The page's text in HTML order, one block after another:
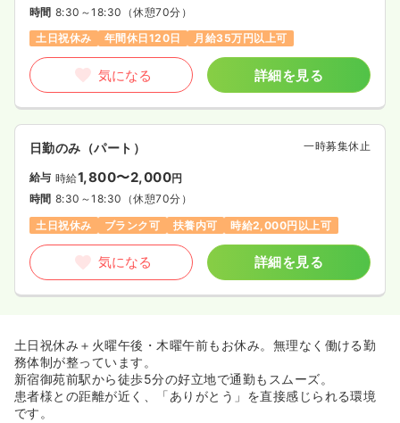
時間 8:30～18:30 （休憩70分）
土日祝休み
年間休日120日 月給35万円以上可
気になる 詳細を見る
日勤のみ（パート） 一時募集休止
給与 時給1,800〜2,000円
時間 8:30～18:30 （休憩70分）
土日祝休み
ブランク可 扶養内可 時給2,000円以上可
気になる 詳細を見る
土日祝休み＋火曜午後・木曜午前もお休み。無理なく働ける勤
務体制が整っています。
新宿御苑前駅から徒歩5分の好立地で通勤もスムーズ。
患者様との距離が近く、「ありがとう」を直接感じられる環境
です。